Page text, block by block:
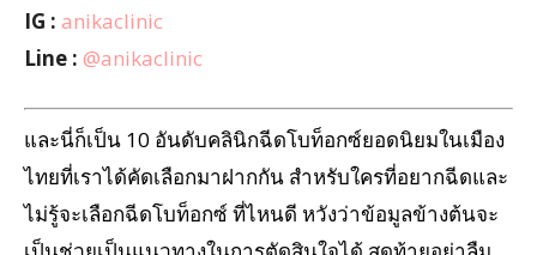
IG : anikaclinic
Line : @anikaclinic
และนี่ก็เป็น 10 อันดับคลินิกฉีดโบท็อกซ์ยอดนิยมในเมือง
ไทยที่เราได้คัดเลือกมาฝากกัน สำหรับใครที่อยากฉีดและ
ไม่รู้จะเลือกฉีดโบท็อกซ์ ที่ไหนดี หวังว่าข้อมูลข้างต้นจะ